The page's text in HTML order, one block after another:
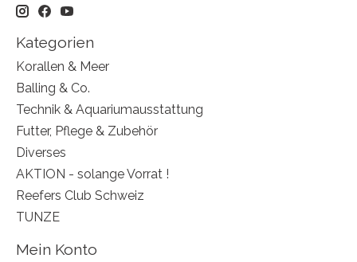
Kategorien
Korallen & Meer
Balling & Co.
Technik & Aquariumausstattung
Futter, Pflege & Zubehör
Diverses
AKTION - solange Vorrat !
Reefers Club Schweiz
TUNZE
Mein Konto